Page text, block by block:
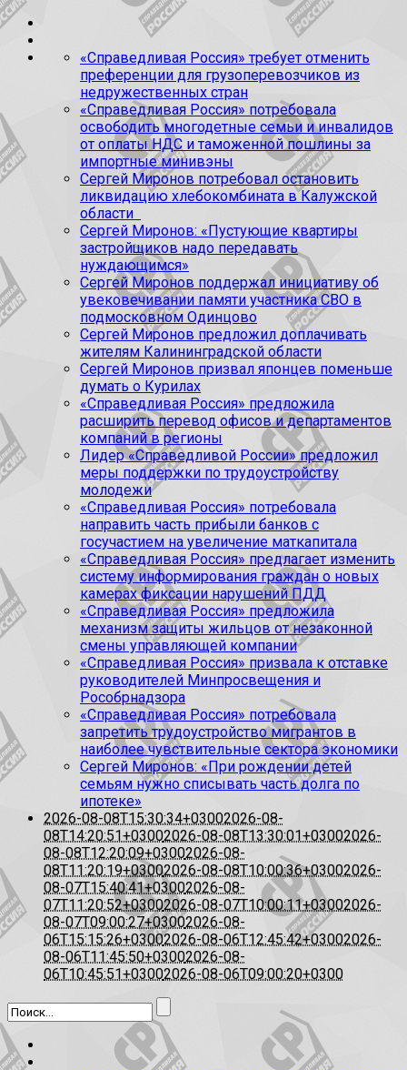
«Справедливая Россия» требует отменить
преференции для грузоперевозчиков из
недружественных стран
«Справедливая Россия» потребовала
освободить многодетные семьи и инвалидов
от оплаты НДС и таможенной пошлины за
импортные минивэны
Сергей Миронов потребовал остановить
ликвидацию хлебокомбината в Калужской
области
Сергей Миронов: «Пустующие квартиры
застройщиков надо передавать
нуждающимся»
Сергей Миронов поддержал инициативу об
увековечивании памяти участника СВО в
подмосковном Одинцово
Сергей Миронов предложил доплачивать
жителям Калининградской области
Сергей Миронов призвал японцев поменьше
думать о Курилах
«Справедливая Россия» предложила
расширить перевод офисов и департаментов
компаний в регионы
Лидер «Справедливой России» предложил
меры поддержки по трудоустройству
молодежи
«Справедливая Россия» потребовала
направить часть прибыли банков с
госучастием на увеличение маткапитала
«Справедливая Россия» предлагает изменить
систему информирования граждан о новых
камерах фиксации нарушений ПДД
«Справедливая Россия» предложила
механизм защиты жильцов от незаконной
смены управляющей компании
«Справедливая Россия» призвала к отставке
руководителей Минпросвещения и
Рособрнадзора
«Справедливая Россия» потребовала
запретить трудоустройство мигрантов в
наиболее чувствительные сектора экономики
Сергей Миронов: «При рождении детей
семьям нужно списывать часть долга по
ипотеке»
2026-08-08T15:30:34+03002026-08-
08T14:20:51+03002026-08-08T13:30:01+03002026-
08-08T12:20:09+03002026-08-
08T11:20:19+03002026-08-08T10:00:36+03002026-
08-07T15:40:41+03002026-08-
07T11:20:52+03002026-08-07T10:00:11+03002026-
08-07T09:00:27+03002026-08-
06T15:15:26+03002026-08-06T12:45:42+03002026-
08-06T11:45:50+03002026-08-
06T10:45:51+03002026-08-06T09:00:20+0300